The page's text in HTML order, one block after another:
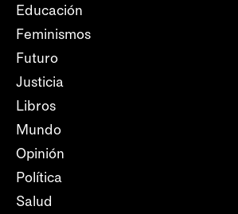
Educación
Feminismos
Futuro
Justicia
Libros
Mundo
Opinión
Política
Salud